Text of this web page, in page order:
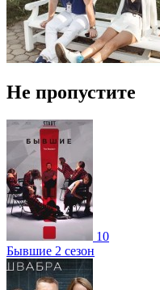
Не пропустите
10
Бывшие 2 сезон